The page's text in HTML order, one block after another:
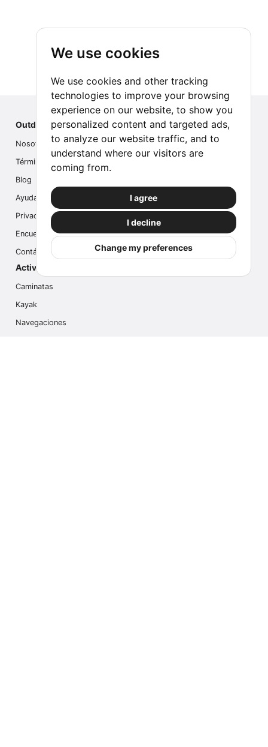
We use cookies
We use cookies and other tracking
technologies to improve your browsing
experience on our website, to show you
personalized content and targeted ads,
to analyze our website traffic, and to
understand where our visitors are
coming from.
I agree
I decline
Change my preferences
Outdoor Index
Nosotros
Términos
Blog
Ayuda
Privacidad
Encuesta
Contáctanos
Actividades populares
Caminatas
Kayak
Navegaciones